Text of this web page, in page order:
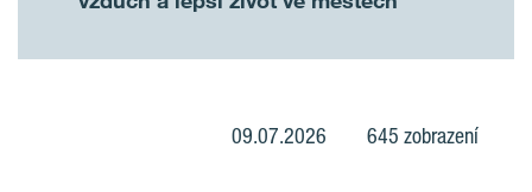
09.07.2026 645 zobrazení